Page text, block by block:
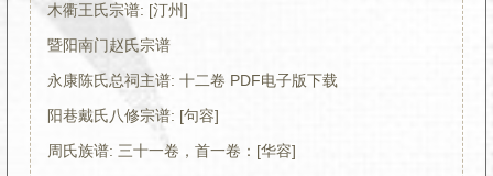
木衢王氏宗谱: [汀州]
暨阳南门赵氏宗谱
永康陈氏总祠主谱: 十二卷 PDF电子版下载
阳巷戴氏八修宗谱: [句容]
周氏族谱: 三十一卷，首一卷：[华容]